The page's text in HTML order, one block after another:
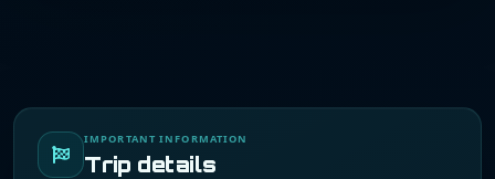
IMPORTANT INFORMATION
Trip details